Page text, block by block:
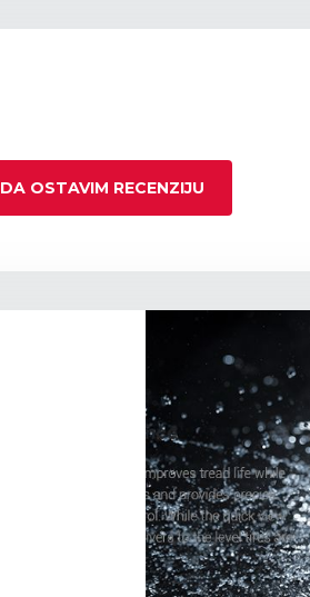
OSTAVIM RECENZIJU